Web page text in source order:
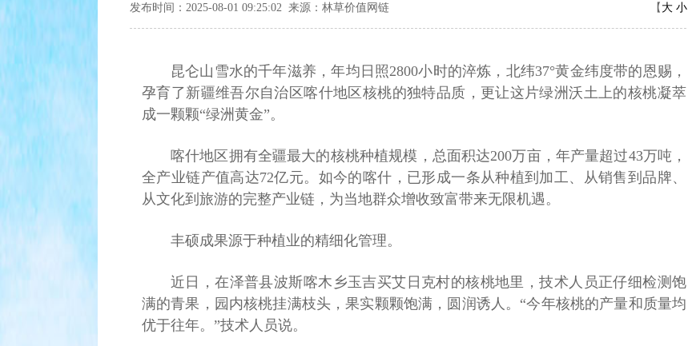
发布时间：2025-08-01 09:25:02 来源：林草价值网链 【 大 小
昆仑山雪水的千年滋养，年均日照2800小时的淬炼，北纬37°黄金纬度带的恩赐，
孕育了新疆维吾尔自治区喀什地区核桃的独特品质，更让这片绿洲沃土上的核桃凝萃
成一颗颗“绿洲黄金”。
喀什地区拥有全疆最大的核桃种植规模，总面积达200万亩，年产量超过43万吨，
全产业链产值高达72亿元。如今的喀什，已形成一条从种植到加工、从销售到品牌、
从文化到旅游的完整产业链，为当地群众增收致富带来无限机遇。
丰硕成果源于种植业的精细化管理。
近日，在泽普县波斯喀木乡玉吉买艾日克村的核桃地里，技术人员正仔细检测饱
满的青果，园内核桃挂满枝头，果实颗颗饱满，圆润诱人。“今年核桃的产量和质量均
优于往年。”技术人员说。